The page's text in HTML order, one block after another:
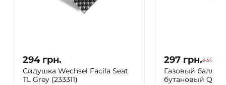
294 грн.
Сидушка Wechsel Facila Seat
TL Grey (233311)
297 грн.330
Газовый
бутановый